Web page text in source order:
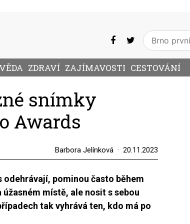
VĚDA ZDRAVÍ ZAJÍMAVOSTI CESTOVÁNÍ
snímky
Awards
Barbora Jelínková 20.11.2023
pominou často během
místě, ale nosit s sebou
tak vyhrává ten, kdo má po